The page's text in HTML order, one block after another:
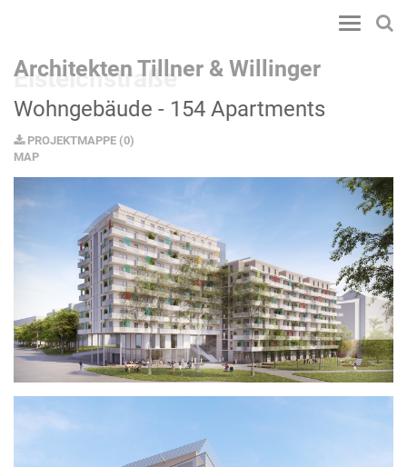
Toggle
Architekten Tillner & Willinger
Eisteichstraße
Wohngebäude - 154 Apartments
PROJEKTMAPPE (0)
MAP